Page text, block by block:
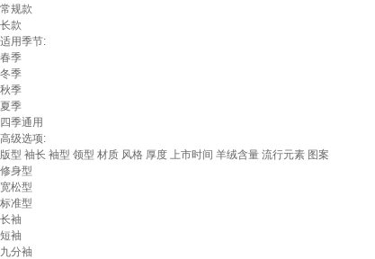
常规款
长款
适用季节:
春季
冬季
秋季
夏季
四季通用
高级选项:
版型 袖长 袖型 领型 材质 风格 厚度 上市时间 羊绒含量 流行元素 图案
修身型
宽松型
标准型
长袖
短袖
九分袖